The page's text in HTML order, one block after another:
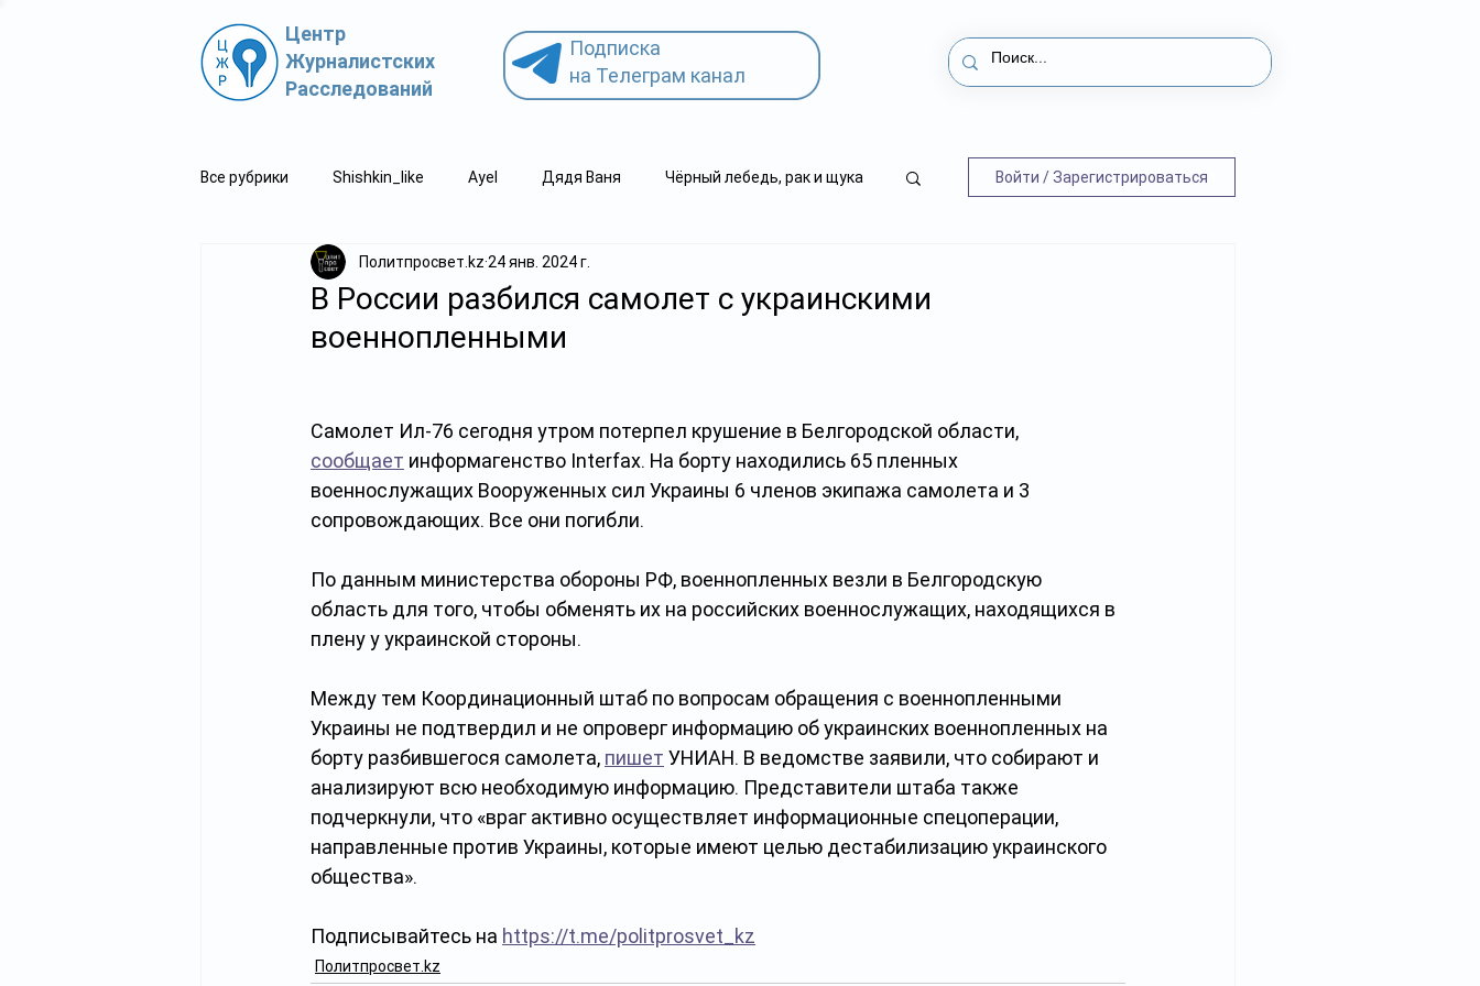
Центр
Журналистских
Расследований
Подписка
на Телеграм канал
Все рубрики Shishkin_like Ayel Дядя Ваня Чёрный лебедь, рак и щука
Политпросвет.kz Свидетель.kz детский суицид
Войти / Зарегистрироваться
В России разбился самолет с украинскими
военнопленными
Политпросвет.kz 24 янв. 2024 г.
Самолет Ил-76 сегодня утром потерпел крушение в Белгородской области,
сообщает информагенство Interfax. На борту находились 65 пленных
военнослужащих Вооруженных сил Украины 6 членов экипажа самолета и 3
сопровождающих. Все они погибли.
По данным министерства обороны РФ, военнопленных везли в Белгородскую
область для того, чтобы обменять их на российских военнослужащих, находящихся в
плену у украинской стороны.
Между тем Координационный штаб по вопросам обращения с военнопленными
Украины не подтвердил и не опроверг информацию об украинских военнопленных на
борту разбившегося самолета, пишет УНИАН. В ведомстве заявили, что собирают и
анализируют всю необходимую информацию. Представители штаба также
подчеркнули, что «враг активно осуществляет информационные спецоперации,
направленные против Украины, которые имеют целью дестабилизацию украинского
общества».
Подписывайтесь на https://t.me/politprosvet_kz
Политпросвет.kz